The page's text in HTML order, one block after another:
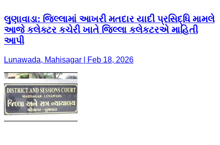
લુણાવાડા: જિલ્લામાં આખરી મતદાર યાદી પ્રસિદ્ધિ મામલે
આજે કલેક્ટર કચેરી ખાતે જિલ્લા કલેકટરએ માહિતી
આપી
Lunawada, Mahisagar | Feb 18, 2026